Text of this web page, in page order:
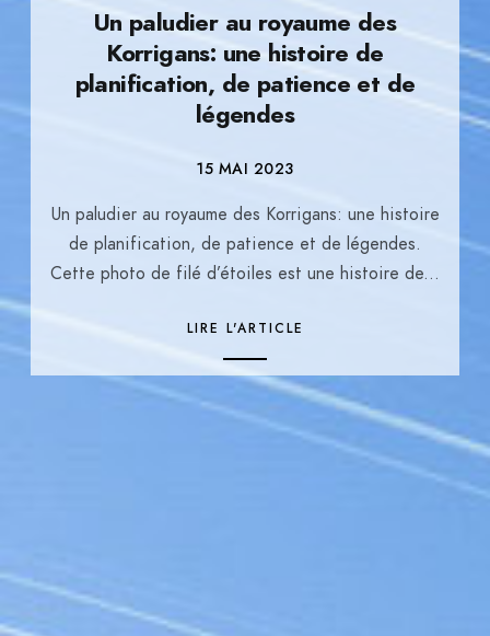
Un paludier au royaume des
Korrigans: une histoire de
planification, de patience et de
légendes
15 MAI 2023
Un paludier au royaume des Korrigans: une histoire
de planification, de patience et de légendes.
Cette photo de filé d’étoiles est une histoire de...
LIRE L'ARTICLE